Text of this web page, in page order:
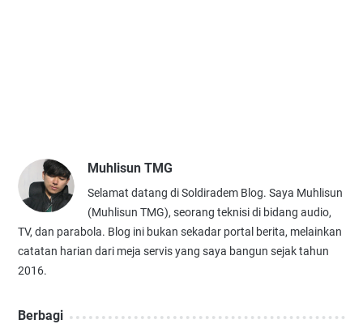
Muhlisun TMG
Selamat datang di Soldiradem Blog. Saya Muhlisun
(Muhlisun TMG), seorang teknisi di bidang audio,
TV, dan parabola. Blog ini bukan sekadar portal berita, melainkan
catatan harian dari meja servis yang saya bangun sejak tahun
2016.
Berbagi